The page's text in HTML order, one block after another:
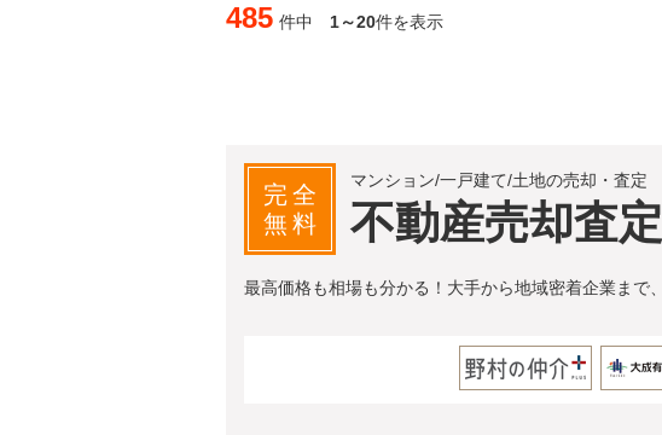
485 件中 1～20件を表示
完全
無料
マンション/一戸建て/土地の売却・査定
不動産売却査定
最高価格も相場も分かる！大手から地域密着企業まで、